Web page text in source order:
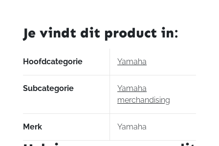
Je vindt dit product in:
Hoofdcategorie Yamaha
Subcategorie
Yamaha
merchandising
Merk Yamaha